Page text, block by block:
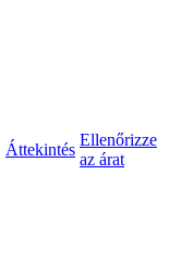
Áttekintés
Ellenőrizze
az árat